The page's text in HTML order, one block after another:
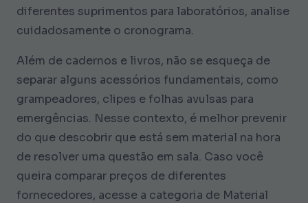
diferentes suprimentos para laboratórios, analise
cuidadosamente o cronograma.
Além de cadernos e livros, não se esqueça de
separar alguns acessórios fundamentais, como
grampeadores, clipes e folhas avulsas para
emergências. Nesse contexto, é melhor prevenir
do que descobrir que está sem material na hora
de resolver uma questão em sala. Caso você
queira comparar preços de diferentes
fornecedores, acesse a categoria de Material